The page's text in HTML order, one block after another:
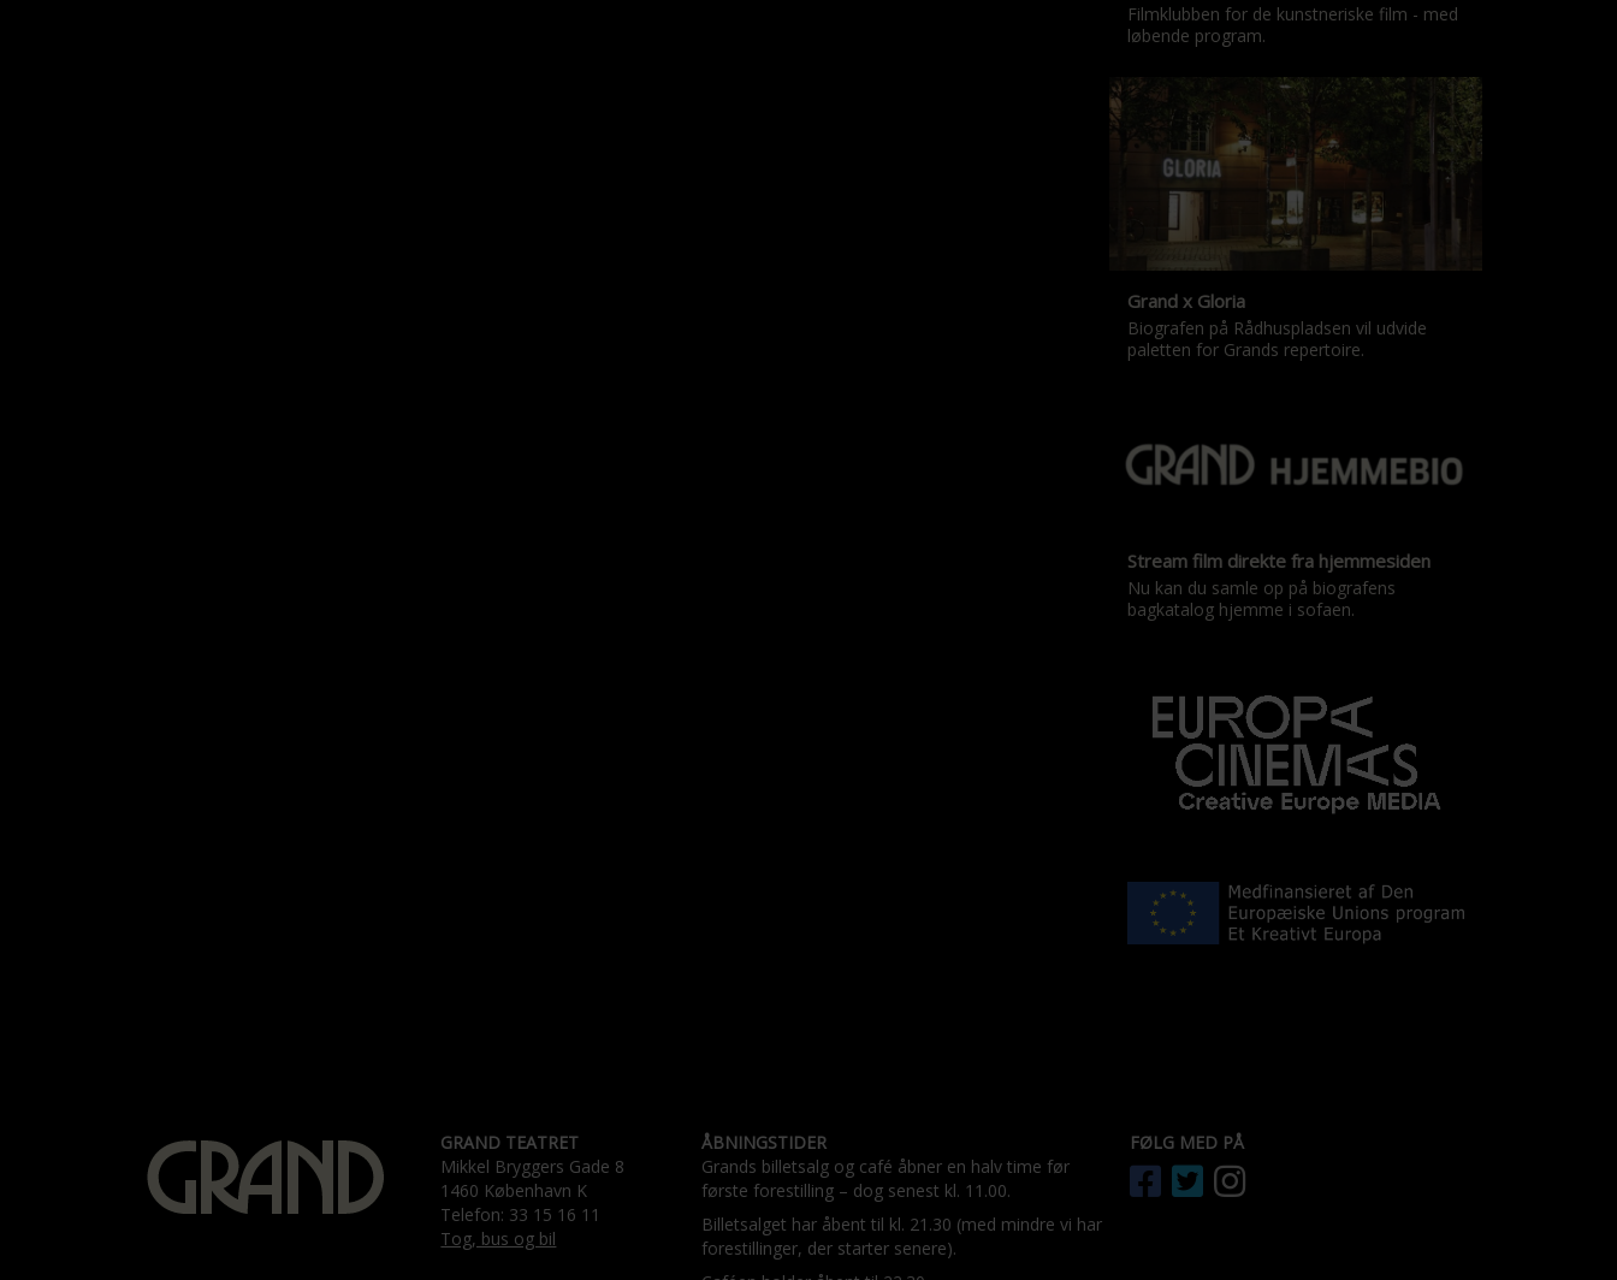
Filmklubben for de kunstneriske film - med
løbende program.
Grand x Gloria
Biografen på Rådhuspladsen vil udvide
paletten for Grands repertoire.
Stream film direkte fra hjemmesiden
Nu kan du samle op på biografens
bagkatalog hjemme i sofaen.
GRAND TEATRET
Mikkel Bryggers Gade 8
1460 København K
Telefon: 33 15 16 11
Tog, bus og bil
ÅBNINGSTIDER
Grands billetsalg og café åbner en halv time før
første forestilling – dog senest kl. 11.00.
Billetsalget har åbent til kl. 21.30 (med mindre vi har
forestillinger, der starter senere).
FØLG MED PÅ